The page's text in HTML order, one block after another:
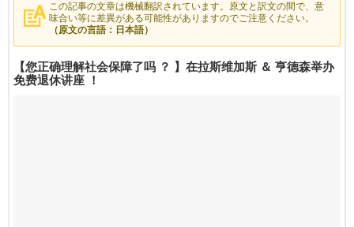
この記事の文章は機械翻訳されています。原文と訳文の間で、意
味合い等に差異がある可能性がありますのでご注意ください。
（原文の言語：日本語）
【您正确理解社会保障了吗 ？ 】在拉斯维加斯 ＆ 亨德森举办
免费退休讲座 ！